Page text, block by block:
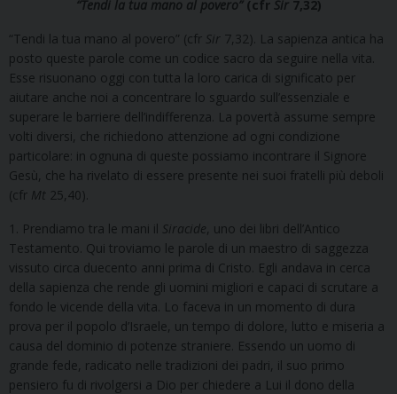
“Tendi la tua mano al povero” (cfr Sir7,32)
“Tendi la tua mano al povero” (cfr Sir 7,32). La sapienza antica ha
posto queste parole come un codice sacro da seguire nella vita.
Esse risuonano oggi con tutta la loro carica di significato per
aiutare anche noi a concentrare lo sguardo sull’essenziale e
superare le barriere dell’indifferenza. La povertà assume sempre
volti diversi, che richiedono attenzione ad ogni condizione
particolare: in ognuna di queste possiamo incontrare il Signore
Gesù, che ha rivelato di essere presente nei suoi fratelli più deboli
(cfr Mt 25,40).
1. Prendiamo tra le mani il Siracide, uno dei libri dell’Antico
Testamento. Qui troviamo le parole di un maestro di saggezza
vissuto circa duecento anni prima di Cristo. Egli andava in cerca
della sapienza che rende gli uomini migliori e capaci di scrutare a
fondo le vicende della vita. Lo faceva in un momento di dura
prova per il popolo d’Israele, un tempo di dolore, lutto e miseria a
causa del dominio di potenze straniere. Essendo un uomo di
grande fede, radicato nelle tradizioni dei padri, il suo primo
pensiero fu di rivolgersi a Dio per chiedere a Lui il dono della